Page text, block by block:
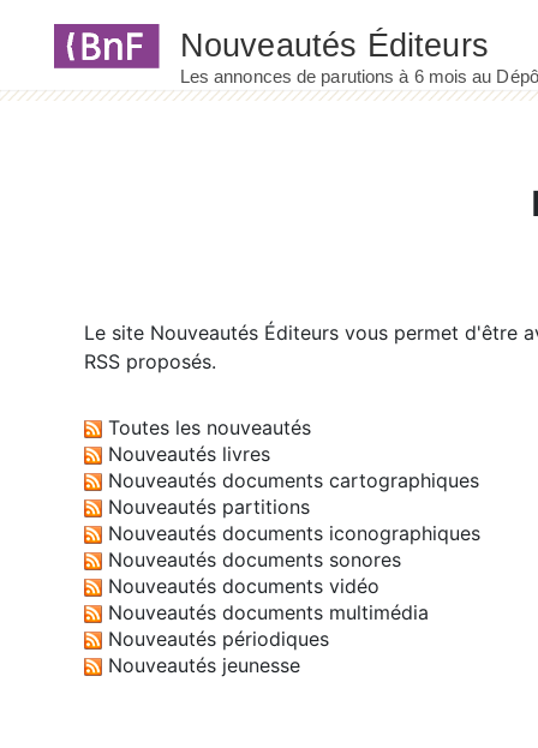
Le site Nouveautés Éditeurs vous permet d'être
RSS proposés.
Toutes les nouveautés
Nouveautés livres
Nouveautés documents cartographiques
Nouveautés partitions
Nouveautés documents iconographiques
Nouveautés documents sonores
Nouveautés documents vidéo
Nouveautés documents multimédia
Nouveautés périodiques
Nouveautés jeunesse